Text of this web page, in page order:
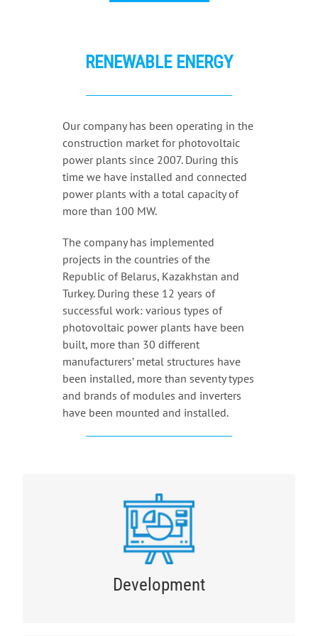
RENEWABLE ENERGY
Our company has been operating in the
construction market for photovoltaic
power plants since 2007. During this
time we have installed and connected
power plants with a total capacity of
more than 100 MW.
The company has implemented
projects in the countries of the
Republic of Belarus, Kazakhstan and
Turkey. During these 12 years of
successful work: various types of
photovoltaic power plants have been
built, more than 30 different
manufacturers’ metal structures have
been installed, more than seventy types
and brands of modules and inverters
have been mounted and installed.
Development
DEVELOPMENT
Photovoltaic power plant project Development,
land allocation and etc.
GET A QUOTE